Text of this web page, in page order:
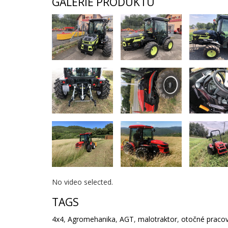
No video selected.
TAGS
4x4, Agromehanika, AGT, malotraktor, otočné